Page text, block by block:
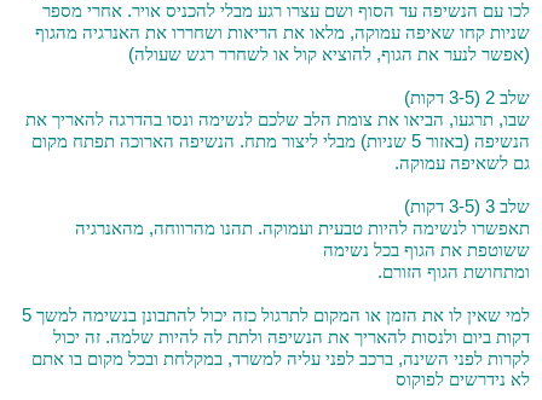
לכו עם הנשיפה עד הסוף ושם עצרו רגע מבלי להכניס אויר. אחרי מספר
שניות קחו שאיפה עמוקה, מלאו את הריאות ושחררו את האנרגיה מהגוף
(אפשר לנער את הגוף, להוציא קול או לשחרר רגש שעולה)
שלב דקות)
שבו, תרגעו, הביאו את צומת הלב שלכם לנשימה ונסו בהדרגה להאריך את
הנשיפה (באזור שניות) מבלי ליצור מתח. הנשיפה הארוכה תפתח מקום
גם לשאיפה עמוקה.
שלב דקות)
תאפשרו לנשימה להיות טבעית ועמוקה. תהנו מהרווחה, מהאנרגיה
ששוטפת את הגוף בכל נשימה
ומתחושת הגוף הזורם.
למי שאין לו את הזמן או המקום לתרגול כזה יכול להתבונן בנשימה למשך
דקות ביום ולנסות להאריך את הנשיפה ולתת לה להיות שלמה. זה יכול
לקרות לפני השינה, ברכב לפני עליה למשרד, במקלחת ובכל מקום בו אתם
לא נידרשים לפוקוס